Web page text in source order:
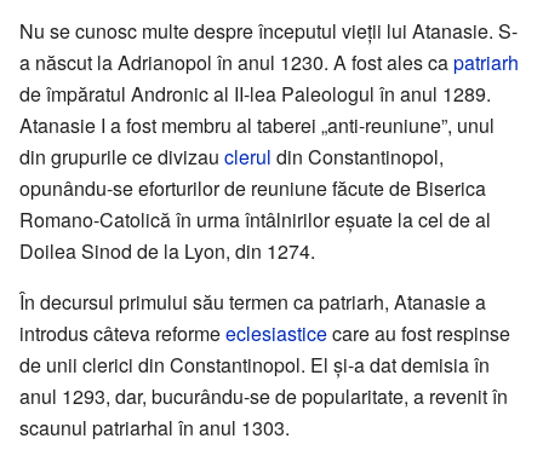
Nu se cunosc multe despre începutul vieții lui Atanasie. S-
a născut la Adrianopol în anul 1230. A fost ales capatriarh
de împăratul Andronic al II-lea Paleologul în anul 1289.
Atanasie I a fost membru al taberei „anti-reuniune”, unul
din grupurile ce divizau clerul din Constantinopol,
opunându-se eforturilor de reuniune făcute de Biserica
Romano-Catolică în urma întâlnirilor eșuate la cel de al
Doilea Sinod de la Lyon, din 1274.
În decursul primului său termen ca patriarh, Atanasie a
introdus câteva reformeeclesiasticecare au fost respinse
de unii clerici din Constantinopol. El și-a dat demisia în
anul 1293, dar, bucurându-se de popularitate, a revenit în
scaunul patriarhal în anul 1303.